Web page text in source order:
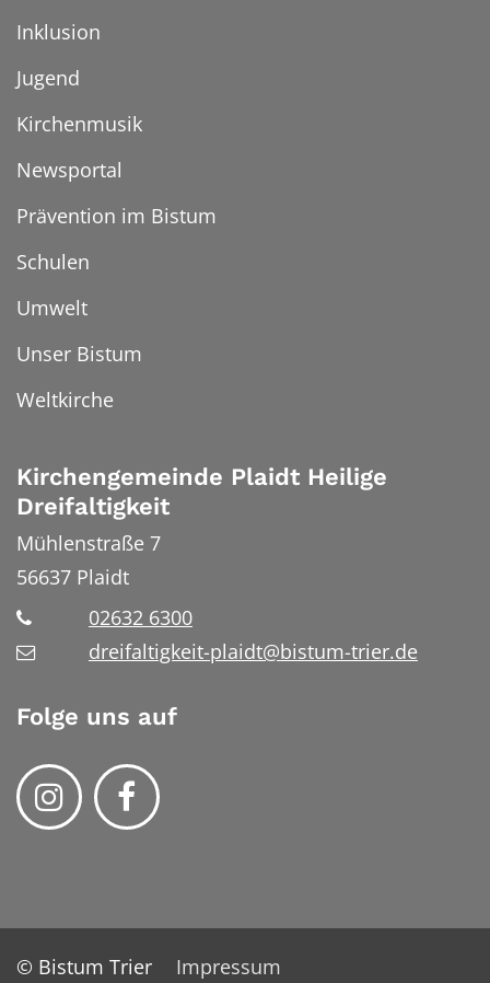
Inklusion
Jugend
Kirchenmusik
Newsportal
Prävention im Bistum
Schulen
Umwelt
Unser Bistum
Weltkirche
Kirchengemeinde Plaidt Heilige
Dreifaltigkeit
Mühlenstraße 7
56637 Plaidt
02632 6300
dreifaltigkeit-plaidt@bistum-trier.de
Folge uns auf
© Bistum Trier Impressum